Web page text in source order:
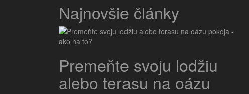
Najnovšie články
Premeňte svoju lodžiu
alebo terasu na oázu